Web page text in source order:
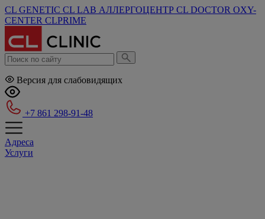
CL GENETIC CL LAB АЛЛЕРГОЦЕНТР CL DOCTOR OXY-
CENTER CLPRIME
Версия для слабовидящих
+7 861 298-91-48
Адреса
Услуги